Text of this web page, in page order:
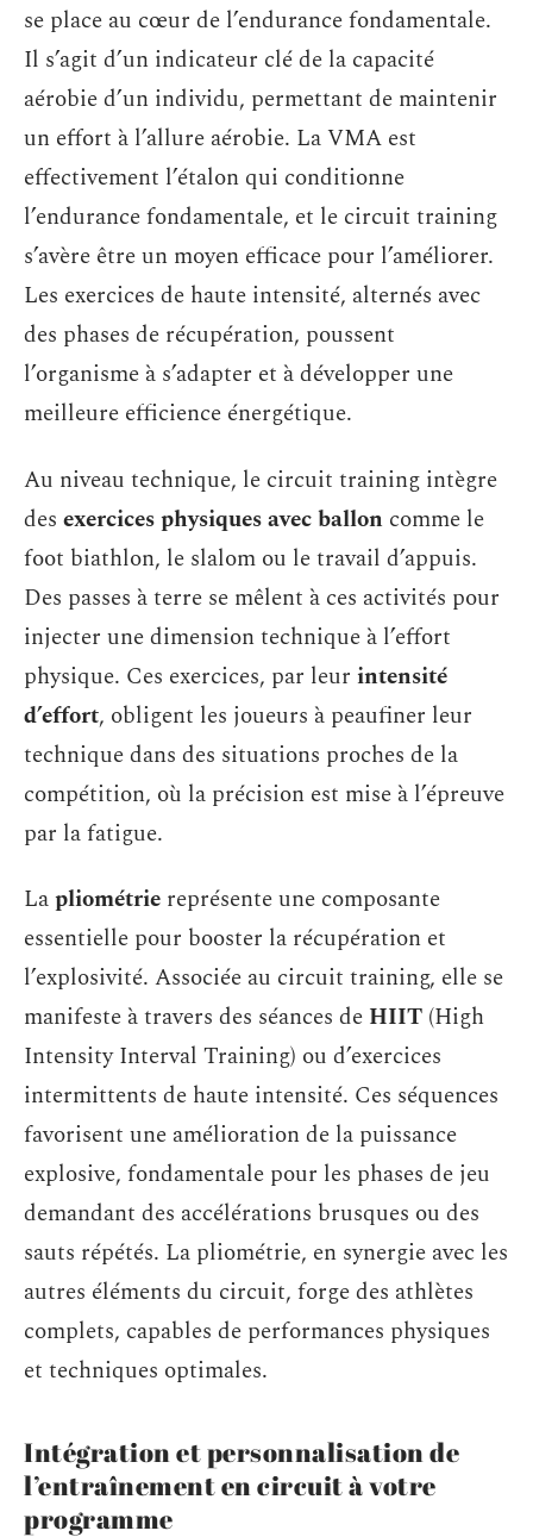
se place au cœur de l’endurance fondamentale.
Il s’agit d’un indicateur clé de la capacité
aérobie d’un individu, permettant de maintenir
un effort à l’allure aérobie. La VMA est
effectivement l’étalon qui conditionne
l’endurance fondamentale, et le circuit training
s’avère être un moyen efficace pour l’améliorer.
Les exercices de haute intensité, alternés avec
des phases de récupération, poussent
l’organisme à s’adapter et à développer une
meilleure efficience énergétique.
Au niveau technique, le circuit training intègre
des exercices physiques avec ballon comme le
foot biathlon, le slalom ou le travail d’appuis.
Des passes à terre se mêlent à ces activités pour
injecter une dimension technique à l’effort
physique. Ces exercices, par leur intensité
d’effort, obligent les joueurs à peaufiner leur
technique dans des situations proches de la
compétition, où la précision est mise à l’épreuve
par la fatigue.
Lapliométrie représente une composante
essentielle pour booster la récupération et
l’explosivité. Associée au circuit training, elle se
manifeste à travers des séances de HIIT (High
Intensity Interval Training) ou d’exercices
intermittents de haute intensité. Ces séquences
favorisent une amélioration de la puissance
explosive, fondamentale pour les phases de jeu
demandant des accélérations brusques ou des
sauts répétés. La pliométrie, en synergie avec les
autres éléments du circuit, forge des athlètes
complets, capables de performances physiques
et techniques optimales.
Intégration et personnalisation de
l’entraînement en circuit à votre
programme